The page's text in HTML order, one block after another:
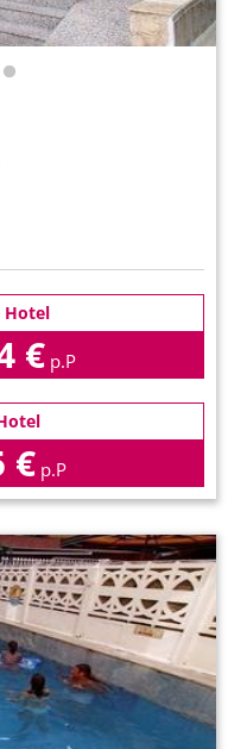
Hotel
€ p.P
€ p.P